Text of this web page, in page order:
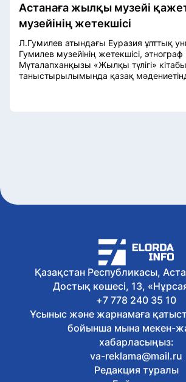
Астанаға жылқы музейі
музейінің жетекшісі
Л.Гумилев атындағы Еуразия ұлттық
Гумилев музейінің жетекшісі,
Мүталапханқызы «Жылқы түлігі»
таныстырылымында қазақ
Қазақстан Республикасы,
Достық көшесі, 13,
+7 778 240 35 10
Ұсыныс және жарнамаға
бойынша мына мекен-
хабарласыңыз:
va-reklama@mail.ru
Редакция туралы